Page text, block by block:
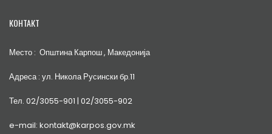
КОНТАКТ
Место : Општина Карпош , Македонија
Адреса : ул. Никола Русински бр.11
Тел. 02/3055-901 | 02/3055-902
e-mail: kontakt@karpos.gov.mk